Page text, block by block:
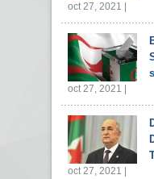
oct 27, 2021 |
oct 27, 2021 |
oct 27, 2021 |